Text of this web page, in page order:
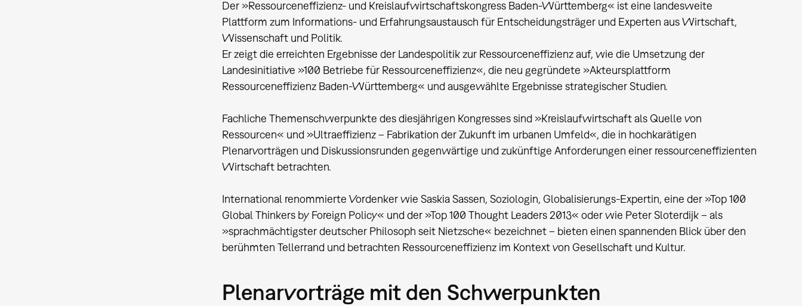
Der »Ressourceneffizienz- und Kreislaufwirtschaftskongress Baden-Württemberg« ist eine landesweite
Plattform zum Informations- und Erfahrungsaustausch für Entscheidungsträger und Experten aus Wirtschaft,
Wissenschaft und Politik.
Er zeigt die erreichten Ergebnisse der Landespolitik zur Ressourceneffizienz auf, wie die Umsetzung der
Landesinitiative »100 Betriebe für Ressourceneffizienz«, die neu gegründete »Akteursplattform
Ressourceneffizienz Baden-Württemberg« und ausgewählte Ergebnisse strategischer Studien.
Fachliche Themenschwerpunkte des diesjährigen Kongresses sind »Kreislaufwirtschaft als Quelle von
Ressourcen« und »Ultraeffizienz – Fabrikation der Zukunft im urbanen Umfeld«, die in hochkarätigen
Plenarvorträgen und Diskussionsrunden gegenwärtige und zukünftige Anforderungen einer ressourceneffizienten
Wirtschaft betrachten.
International renommierte Vordenker wie Saskia Sassen, Soziologin, Globalisierungs-Expertin, eine der »Top 100
Global Thinkers by Foreign Policy« und der »Top 100 Thought Leaders 2013« oder wie Peter Sloterdijk – als
»sprachmächtigster deutscher Philosoph seit Nietzsche« bezeichnet – bieten einen spannenden Blick über den
berühmten Tellerrand und betrachten Ressourceneffizienz im Kontext von Gesellschaft und Kultur.
Plenarvorträge mit den Schwerpunkten